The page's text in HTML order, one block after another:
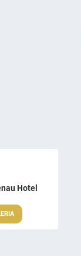
Hotel